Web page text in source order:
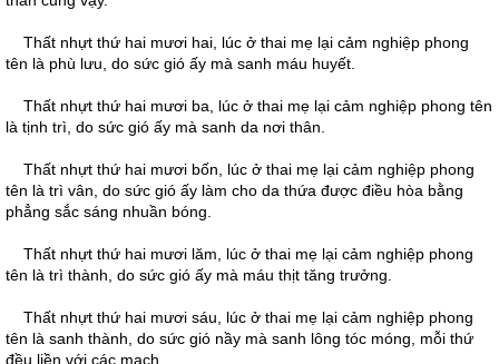
Thất nhựt thứ hai mươi hai, lúc ở thai mẹ lại cảm nghiệp phong
tên là phù lưu, do sức gió ấy mà sanh máu huyết.
Thất nhựt thứ hai mươi ba, lúc ở thai mẹ lại cảm nghiệp phong tên
là tịnh trì, do sức gió ấy mà sanh da nơi thân.
Thất nhựt thứ hai mươi bốn, lúc ở thai mẹ lại cảm nghiệp phong
tên là trì vân, do sức gió ấy làm cho da thứa được điều hòa bằng
phẳng sắc sáng nhuần bóng.
Thất nhựt thứ hai mươi lăm, lúc ở thai mẹ lại cảm nghiệp phong
tên là trì thành, do sức gió ấy mà máu thịt tăng trưởng.
Thất nhựt thứ hai mươi sáu, lúc ở thai mẹ lại cảm nghiệp phong
tên là sanh thành, do sức gió nầy mà sanh lông tóc móng, mỗi thứ
đều liền với các mạch.